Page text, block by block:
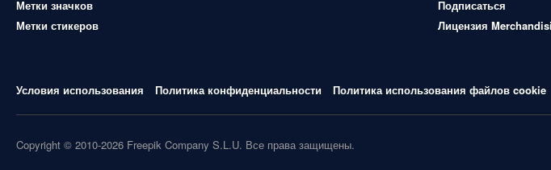
Метки значков
Метки стикеров
Подписаться
Лицензия
Условия использования Политика конфиденциальности Политика использования файлов cookie
Copyright © 2010-2026 Freepik Company S.L.U. Все права защищены.